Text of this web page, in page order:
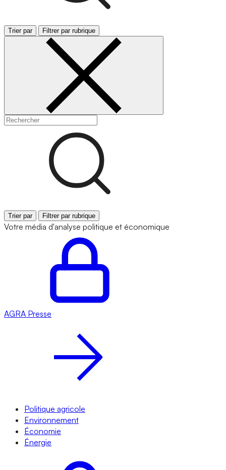
Trier par Filtrer par rubrique
Trier par Filtrer par rubrique
Votre média d'analyse politique et économique
AGRA Presse
Politique agricole
Environnement
Économie
Énergie